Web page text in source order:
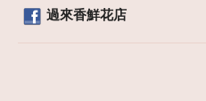
過來香鮮花店